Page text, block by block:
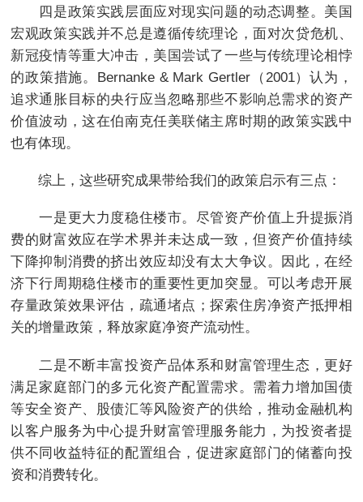
四是政策实践层面应对现实问题的动态调整。美国
宏观政策实践并不总是遵循传统理论，面对次贷危机、
新冠疫情等重大冲击，美国尝试了一些与传统理论相悖
的政策措施。Bernanke & Mark Gertler（2001）认为，
追求通胀目标的央行应当忽略那些不影响总需求的资产
价值波动，这在伯南克任美联储主席时期的政策实践中
也有体现。
综上，这些研究成果带给我们的政策启示有三点：
一是更大力度稳住楼市。尽管资产价值上升提振消
费的财富效应在学术界并未达成一致，但资产价值持续
下降抑制消费的挤出效应却没有太大争议。因此，在经
济下行周期稳住楼市的重要性更加突显。可以考虑开展
存量政策效果评估，疏通堵点；探索住房净资产抵押相
关的增量政策，释放家庭净资产流动性。
二是不断丰富投资产品体系和财富管理生态，更好
满足家庭部门的多元化资产配置需求。需着力增加国债
等安全资产、股债汇等风险资产的供给，推动金融机构
以客户服务为中心提升财富管理服务能力，为投资者提
供不同收益特征的配置组合，促进家庭部门的储蓄向投
资和消费转化。